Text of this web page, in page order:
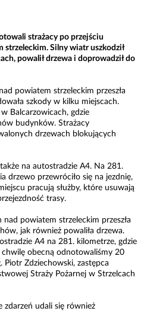
strażacy po przejściu
Silny wiatr uszkodził
powalił drzewa i doprowadził do
powiatem strzeleckim przeszła
szkody w kilku miejscach.
Balcarzowicach, gdzie
budynków. Strażacy
drzewach blokujących
na autostradzie A4. Na 281.
drzewo przewróciło się na jezdnię,
pracują służby, które usuwają
trasy.
powiatem strzeleckim przeszła
jak również powaliła drzewa.
A4 na 281. kilometrze, gdzie
chwilę obecną odnotowaliśmy 20
Piotr Zdziechowski, zastępca
Straży Pożarnej w Strzelcach
zdarzeń udali się również